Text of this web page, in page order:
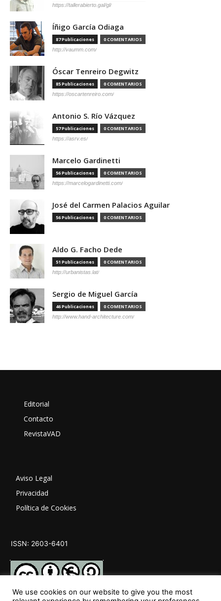
https://tallerabierto.gal/gl/
Íñigo García Odiaga
87 Publicaciones 0 COMENTARIOS
http://vaumm.com/
Óscar Tenreiro Degwitz
85 Publicaciones 0 COMENTARIOS
https://oscartenreiro.com/
Antonio S. Río Vázquez
57 Publicaciones 0 COMENTARIOS
https://asrv.es/
Marcelo Gardinetti
56 Publicaciones 0 COMENTARIOS
https://marcelogardinetti.com/
José del Carmen Palacios Aguilar
56 Publicaciones 0 COMENTARIOS
Aldo G. Facho Dede
51 Publicaciones 0 COMENTARIOS
http://urbanistas.lat/
Sergio de Miguel García
46 Publicaciones 0 COMENTARIOS
http://www.hand-architecture.com/
Editorial
Contacto
RevistaVAD
Aviso Legal
Privacidad
Política de Cookies
ISSN: 2603-6401
We use cookies on our website to give you the most